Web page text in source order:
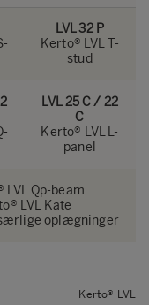
LVL 32 P
Kerto® LVL T-
stud
LVL 25 C / 22
C
Kerto® LVL L-
panel
LVL Qp-beam
LVL Kate
oplægninger
Kerto® LVL